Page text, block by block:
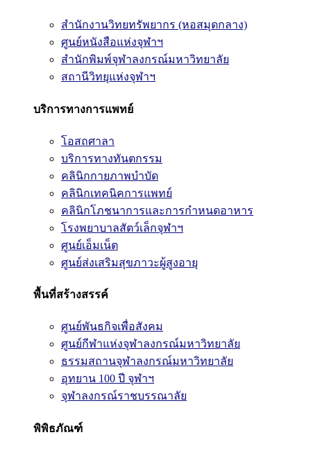
สำนักงานวิทยทรัพยากร (หอสมุดกลาง)
ศูนย์หนังสือแห่งจุฬาฯ
สำนักพิมพ์จุฬาลงกรณ์มหาวิทยาลัย
สถานีวิทยุแห่งจุฬาฯ
บริการทางการแพทย์
โอสถศาลา
บริการทางทันตกรรม
คลินิกกายภาพบำบัด
คลินิกเทคนิคการแพทย์
คลินิกโภชนาการและการกำหนดอาหาร
โรงพยาบาลสัตว์เล็กจุฬาฯ
ศูนย์เอ็มเน็ต
ศูนย์ส่งเสริมสุขภาวะผู้สูงอายุ
พื้นที่สร้างสรรค์
ศูนย์พันธกิจเพื่อสังคม
ศูนย์กีฬาแห่งจุฬาลงกรณ์มหาวิทยาลัย
ธรรมสถานจุฬาลงกรณ์มหาวิทยาลัย
อุทยาน 100 ปี จุฬาฯ
จุฬาลงกรณ์ราชบรรณาลัย
พิพิธภัณฑ์